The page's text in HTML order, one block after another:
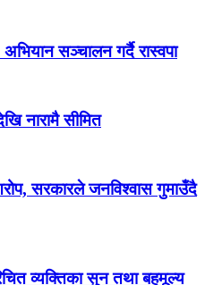
अभियान सञ्चालन गर्दै रास्वपा
नारामै सीमित
सरकारले जनविश्वास गुमाउँदै
व्यक्तिका सुन तथा बहुमूल्य